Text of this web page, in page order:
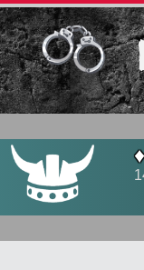
♦
1450